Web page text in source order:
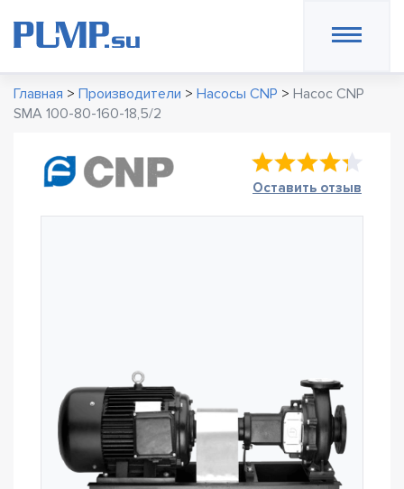
Главная > Производители > Насосы CNP > Насос CNP
SMA 100-80-160-18,5/2
Оставить отзыв